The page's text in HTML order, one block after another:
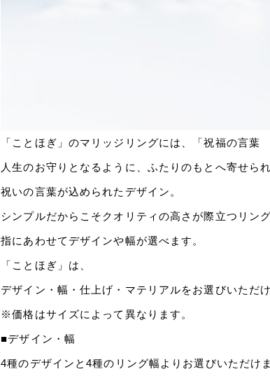
「ことほぎ」のマリッジリングには、「祝福の言
人生のお守りとなるように、ふたりのもとへ寄せら
祝いの言葉が込められたデザイン。
シンプルだからこそクオリティの高さが際立つリング
指にあわせてデザインや幅が選べます。
「ことほぎ」は、
デザイン・幅・仕上げ・マテリアルをお選びいただけ
※価格はサイズによって異なります。
■デザイン・幅
4種のデザインと4種のリング幅よりお選びいただけま